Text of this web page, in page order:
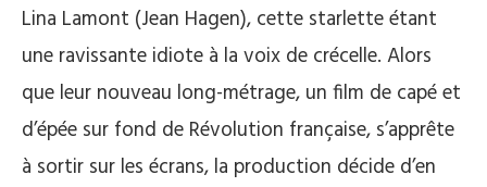
Lina Lamont (Jean Hagen), cette starlette étant
une ravissante idiote à la voix de crécelle. Alors
que leur nouveau long-métrage, un film de capé et
d’épée sur fond de Révolution française, s’apprête
à sortir sur les écrans, la production décide d’en